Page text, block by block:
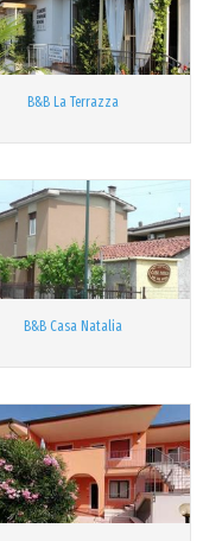
B&B La Terrazza
B&B Casa Natalia